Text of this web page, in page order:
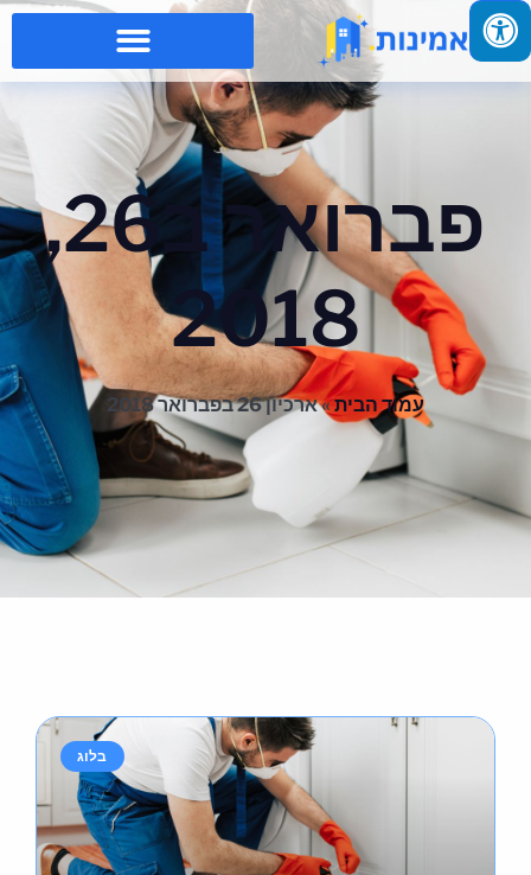
פברואר ב26,
2018
עמוד הבית»ארכיון 26 בפברואר 2018
בלוג